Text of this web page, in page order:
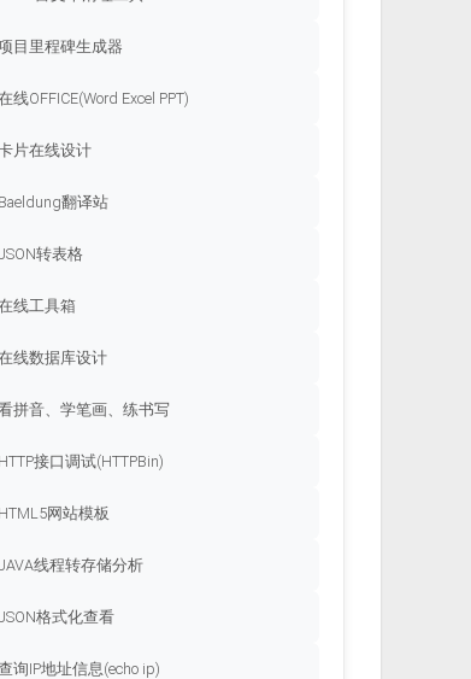
目里程碑生成器
线OFFICE(Word Excel PPT)
片在线设计
Baeldung翻译站
转表格
线工具箱
线数据库设计
拼音、学笔画、练书写
HTTP接口调试(HTTPBin)
HTML5网站模板
线程转存储分析
格式化查看
询IP地址信息(echo ip)